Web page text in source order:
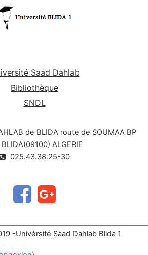
Saad Dahlab
Bibliothèque
SNDL
de BLIDA route de SOUMAA BP
ALGERIE
025.43.38.25-30
-Univérsité Saad Dahlab Blida 1